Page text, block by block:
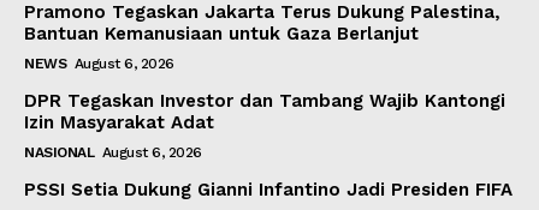
Pramono Tegaskan Jakarta Terus Dukung Palestina,
Bantuan Kemanusiaan untuk Gaza Berlanjut
NEWS August 6, 2026
DPR Tegaskan Investor dan Tambang Wajib Kantongi
Izin Masyarakat Adat
NASIONAL August 6, 2026
PSSI Setia Dukung Gianni Infantino Jadi Presiden FIFA